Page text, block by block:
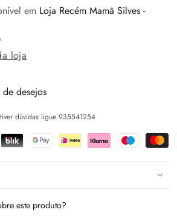
em Loja Recém Mamã Silves -
loja
desejos
dúvidas ligue 935541254
este produto?